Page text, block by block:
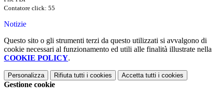
Contatore click: 55
Notizie
Questo sito o gli strumenti terzi da questo utilizzati si avvalgono di
cookie necessari al funzionamento ed utili alle finalità illustrate nella
COOKIE POLICY.
Personalizza Rifiuta tutti i cookies Accetta tutti i cookies
Gestione cookie